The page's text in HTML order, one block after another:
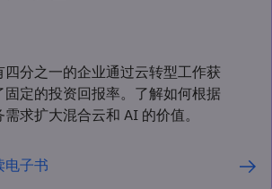
四分之一的企业通过云转型工作获
固定的投资回报率。了解如何根据
需求扩大混合云和 AI 的价值。
电子书